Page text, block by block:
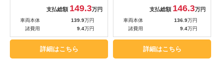
支払総額 149.3万円
車両本体 139.9万円
諸費用
9.4万円
詳細はこちら
支払総額 146.3万円
車両本体 136.9万円
諸費用
9.4万円
詳細はこちら